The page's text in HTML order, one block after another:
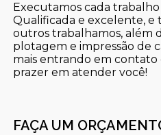
Executamos cada
Qualificada e excelente, e
outros trabalhamos, além
plotagem e impressão de
mais entrando em contato
prazer em atender você!
FAÇA UM